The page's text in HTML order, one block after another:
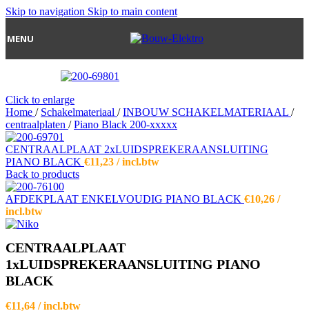
Skip to navigation Skip to main content
MENU
Click to enlarge
Home / Schakelmateriaal / INBOUW SCHAKELMATERIAAL /
centraalplaten / Piano Black 200-xxxxx
CENTRAALPLAAT 2xLUIDSPREKERAANSLUITING
PIANO BLACK €11,23 / incl.btw
Back to products
AFDEKPLAAT ENKELVOUDIG PIANO BLACK €10,26 /
incl.btw
CENTRAALPLAAT
1xLUIDSPREKERAANSLUITING PIANO
BLACK
€11,64 / incl.btw